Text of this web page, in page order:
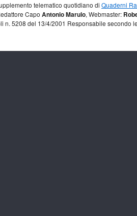
telematico quotidiano di Quaderni
Capo Antonio Marulo, Webmaster:
n. 5208 del 13/4/2001 Responsabile secondo